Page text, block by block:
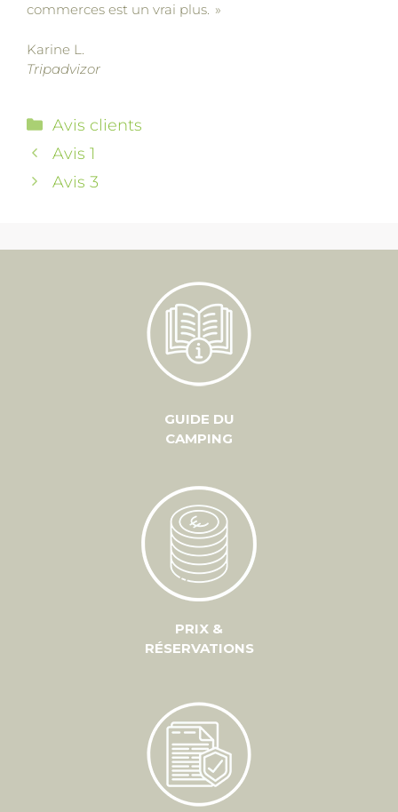
commerces est un vrai plus. »
Karine L.
Tripadvizor
Avis clients
Avis 1
Avis 3
GUIDE DU
CAMPING
PRIX &
RÉSERVATIONS